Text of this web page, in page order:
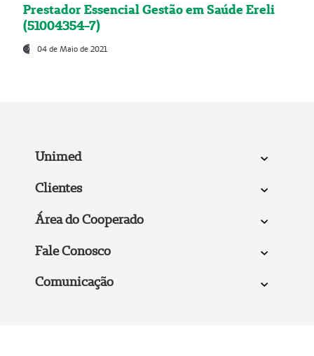
Prestador Essencial Gestão em Saúde Ereli
(51004354-7)
04 de Maio de 2021
Unimed
Clientes
Área do Cooperado
Fale Conosco
Comunicação